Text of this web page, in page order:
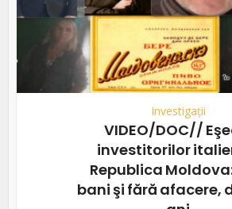
Investigații
VIDEO/DOC//
investitorilor
Republica
bani şi fără afacere,